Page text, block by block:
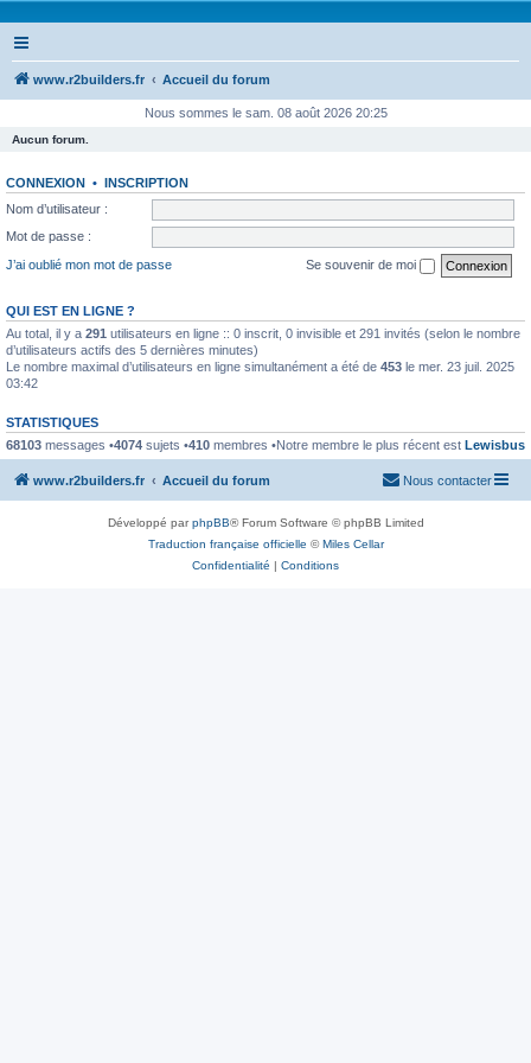
www.r2builders.fr Accueil du forum
Nous sommes le sam. 08 août 2026 20:25
Aucun forum.
CONNEXION • INSCRIPTION
Nom d’utilisateur :
Mot de passe :
J’ai oublié mon mot de passe
Se souvenir de moi
QUI EST EN LIGNE ?
Au total, il y a 291 utilisateurs en ligne :: 0 inscrit, 0 invisible et 291 invités (selon le nombre
d’utilisateurs actifs des 5 dernières minutes)
Le nombre maximal d’utilisateurs en ligne simultanément a été de 453 le mer. 23 juil. 2025
03:42
STATISTIQUES
68103 messages •4074 sujets •410 membres •Notre membre le plus récent est Lewisbus
www.r2builders.fr Accueil du forum Nous contacter
Développé parphpBB® Forum Software © phpBB Limited
Traduction française officielle ©Miles Cellar
Confidentialité | Conditions